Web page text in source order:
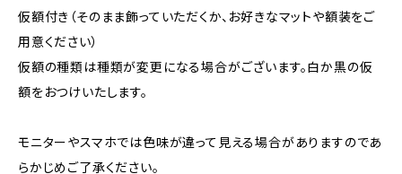
仮額付き（そのまま飾っていただくか、お好きなマットや額装をご
用意ください）
仮額の種類は種類が変更になる場合がございます。白か黒の仮
額をおつけいたします。
モニターやスマホでは色味が違って見える場合がありますのであ
らかじめご了承ください。